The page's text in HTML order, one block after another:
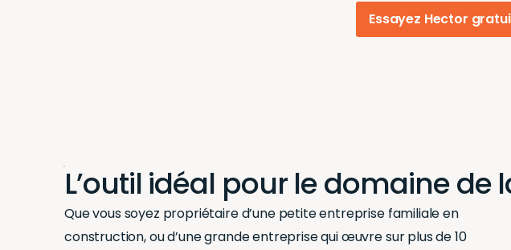
Essayez Hector
L’outil idéal pour le domaine de
Que vous soyez propriétaire d’une petite entreprise familiale en
construction, ou d’une grande entreprise qui œuvre sur plus de 10